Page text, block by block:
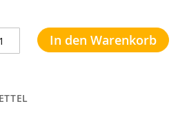
In den Warenkorb